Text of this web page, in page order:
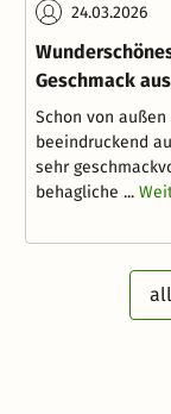
24.03.2026
Geschmack
Schon von
beeindruckend
sehr
behagliche ...